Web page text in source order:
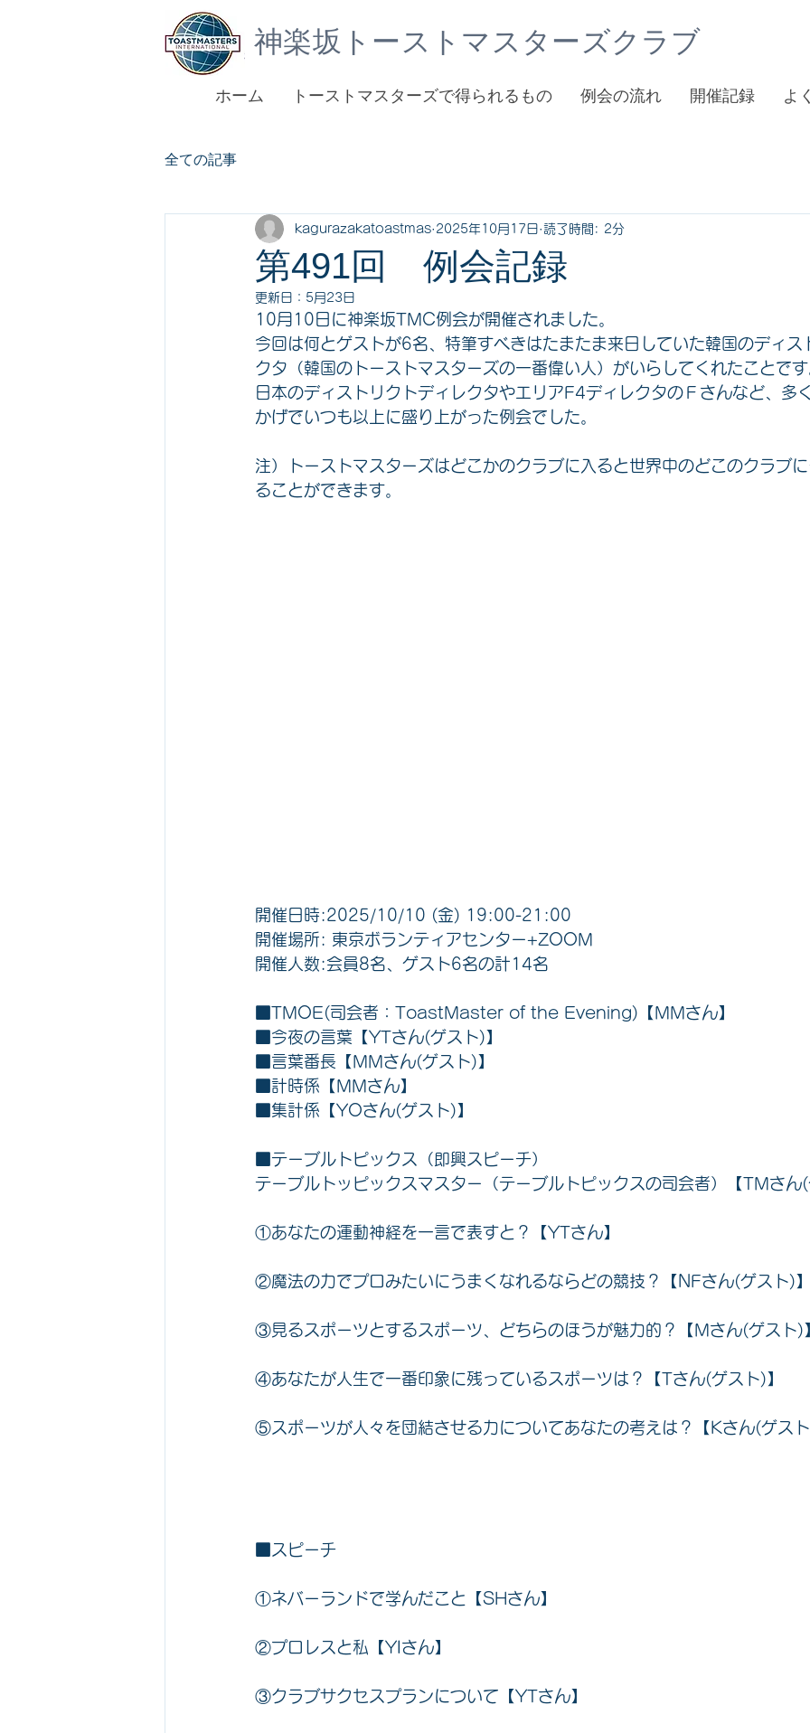
神楽坂トーストマスターズクラブ
ホーム トーストマスターズで得られるもの 例会の流れ 開催記録 よ
全ての記事
第491回 例会記録
kagurazakatoastmas 2025年10月17日 読了時間: 2分
更新日： 5月23日
10月10日に神楽坂TMC例会が開催されました。
今回は何とゲストが6名、特筆すべきはたまたま来日していた韓国のディス
クタ（韓国のトーストマスターズの一番偉い人）がいらしてくれたことで
日本のディストリクトディレクタやエリアF4ディレクタのＦさんなど、多
かげでいつも以上に盛り上がった例会でした。
注）トーストマスターズはどこかのクラブに入ると世界中のどこのクラブ
ることができます。
開催日時:2025/10/10 (金) 19:00-21:00
開催場所: 東京ボランティアセンター+ZOOM
開催人数:会員8名、ゲスト6名の計14名
■TMOE(司会者：ToastMaster of the Evening)【MMさん】
■今夜の言葉【YTさん(ゲスト)】
■言葉番長【MMさん(ゲスト)】
■計時係【MMさん】
■集計係【YOさん(ゲスト)】
■テーブルトピックス（即興スピーチ）
テーブルトッピックスマスター（テーブルトピックスの司会者）【TMさん(
①あなたの運動神経を一言で表すと？ 【YTさん】
②魔法の力でプロみたいにうまくなれるならどの競技？ 【NFさん(ゲスト)】
③見るスポーツとするスポーツ、どちらのほうが魅力的？ 【Mさん(ゲスト)
④あなたが人生で一番印象に残っているスポーツは？ 【Tさん(ゲスト)】
⑤スポーツが人々を団結させる力についてあなたの考えは？ 【Kさん(ゲスト
■スピーチ
①ネバーランドで学んだこと【SHさん】
②プロレスと私【YIさん】
③クラブサクセスプランについて【YTさん】